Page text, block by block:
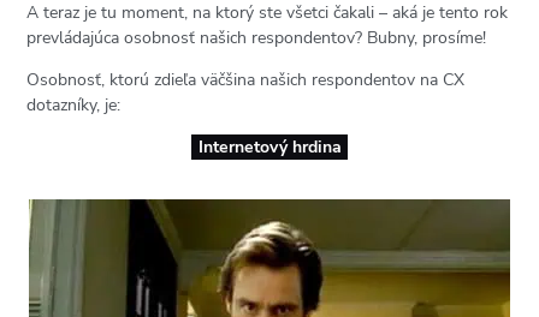
A teraz je tu moment, na ktorý ste všetci čakali – aká je tento rok
prevládajúca osobnosť našich respondentov? Bubny, prosíme!
Osobnosť, ktorú zdieľa väčšina našich respondentov na CX
dotazníky, je:
Internetový hrdina